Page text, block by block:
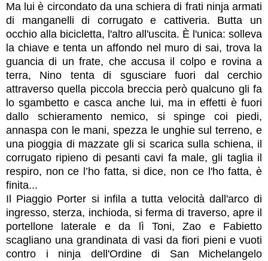
Ma lui è circondato da una schiera di frati ninja armati
di manganelli di corrugato e cattiveria. Butta un
occhio alla bicicletta, l'altro all'uscita. È l'unica: solleva
la chiave e tenta un affondo nel muro di sai, trova la
guancia di un frate, che accusa il colpo e rovina a
terra, Nino tenta di sgusciare fuori dal cerchio
attraverso quella piccola breccia però qualcuno gli fa
lo sgambetto e casca anche lui, ma in effetti è fuori
dallo schieramento nemico, si spinge coi piedi,
annaspa con le mani, spezza le unghie sul terreno, e
una pioggia di mazzate gli si scarica sulla schiena, il
corrugato ripieno di pesanti cavi fa male, gli taglia il
respiro, non ce l’ho fatta, si dice, non ce l'ho fatta, è
finita...
Il Piaggio Porter si infila a tutta velocità dall'arco di
ingresso, sterza, inchioda, si ferma di traverso, apre il
portellone laterale e da lì Toni, Zao e Fabietto
scagliano una grandinata di vasi da fiori pieni e vuoti
contro i ninja dell'Ordine di San Michelangelo